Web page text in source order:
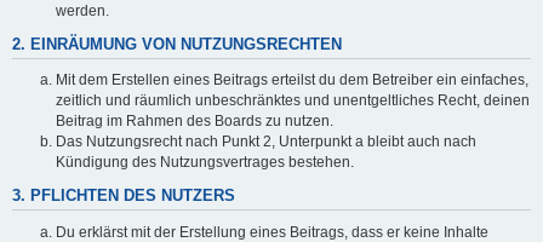
werden.
2. EINRÄUMUNG VON NUTZUNGSRECHTEN
Mit dem Erstellen eines Beitrags erteilst du dem Betreiber ein einfaches,
zeitlich und räumlich unbeschränktes und unentgeltliches Recht, deinen
Beitrag im Rahmen des Boards zu nutzen.
Das Nutzungsrecht nach Punkt 2, Unterpunkt a bleibt auch nach
Kündigung des Nutzungsvertrages bestehen.
3. PFLICHTEN DES NUTZERS
Du erklärst mit der Erstellung eines Beitrags, dass er keine Inhalte